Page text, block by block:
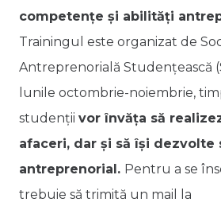
competențe și abilități
Trainingul este organizat de
Antreprenorială Studențească
lunile octombrie-noiembrie,
studenții vor învăța să
afaceri, dar și să își dezvolte
antreprenorial. Pentru a se
trebuie să trimită un mail la